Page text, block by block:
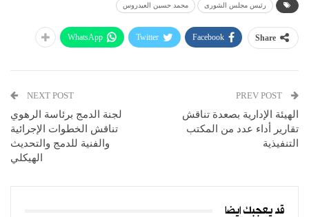
رئيس مجلس الشورى محمد حسين العيدروس
Share
Facebook
Twitter
WhatsApp
الهيئة الإدارية بصعدة تناقش
تقارير أداء عدد من المكتب
التنفيذية
NEXT POST
لجنة الدمج برئاسة الرهوي
تناقش الخطوات الإجرائية
والفنية للدمج والتحديث
الهيكلي
قد يعجبك ايضا